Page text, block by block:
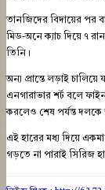
তানজিদের বিদায়ের পর
মিড-অনে ক্যাচ দিয়ে ৭
তিনি।
অন্য প্রান্তে লড়াই
এনগারাভার শর্ট বলে
করলেও শেষ পর্যন্ত দলকে
এই হারের মধ্য দিয়ে
গড়তে না পারাই সিরিজ